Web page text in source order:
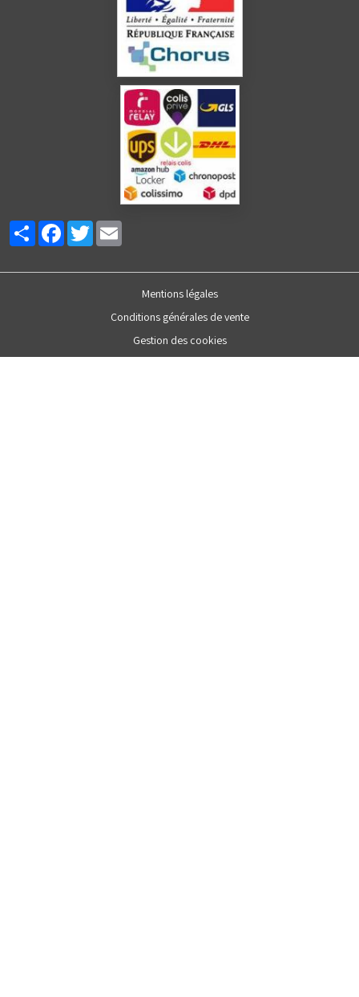
PartagerFacebookTwitter
Mentions légales
Conditions générales de vente
Gestion des cookies